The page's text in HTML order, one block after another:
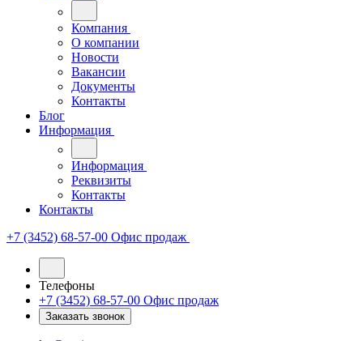
Компания
О компании
Новости
Вакансии
Документы
Контакты
Блог
Информация
Информация
Реквизиты
Контакты
Контакты
+7 (3452) 68-57-00 Офис продаж
Телефоны
+7 (3452) 68-57-00 Офис продаж
Заказать звонок